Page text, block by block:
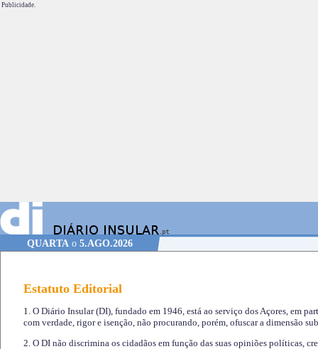
Publicidade.
QUARTA o 5.AGO.2026
Estatuto Editorial
1. O Diário Insular (DI), fundado em 1946, está ao serviço dos Açores, em
com verdade, rigor e isenção, não procurando, porém, ofuscar a dimensão
2. O DI não discrimina os cidadãos em função das suas opiniões políticas,